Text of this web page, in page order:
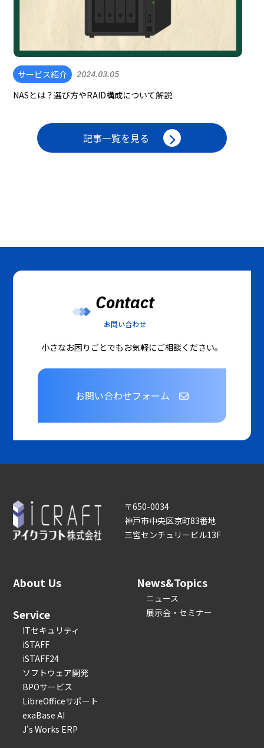
サービス紹介 2024.03.05
NASとは？選び方やRAID構成について解説
記事一覧を見る
Contact
お問い合わせ
小さなお困りごとでもお気軽にご相談ください。
お問い合わせフォーム
〒650-0034
神戸市中央区京町83番地
三宮センチュリービル13F
About Us
Service
ITセキュリティ
iSTAFF
iSTAFF24
ソフトウェア開発
BPOサービス
LibreOfficeサポート
exaBase AI
J's Works ERP
News&Topics
ニュース
展示会・セミナー